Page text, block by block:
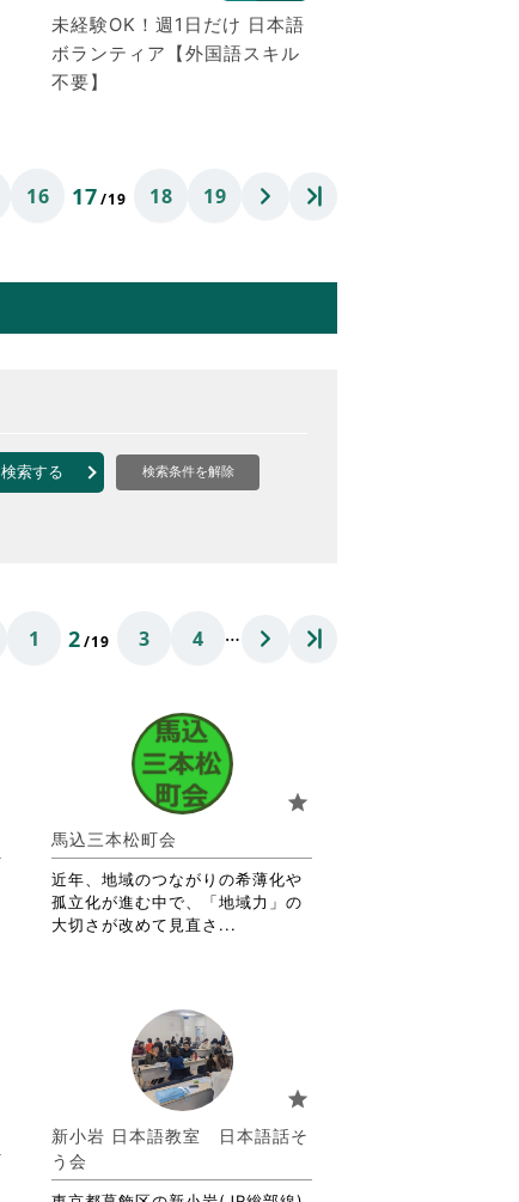
未経験OK！週1日だけ 日本語
ボランティア【外国語スキル
不要】
16 17/19 18 19
検索する 検索条件を解除
1 2/19 3 4 …
star
馬込三本松町会
近年、地域のつながりの希薄化や
孤立化が進む中で、「地域力」の
大切さが改めて見直さ...
詳
細
閲
star
新小岩 日本語教室 日本語話そ
う会